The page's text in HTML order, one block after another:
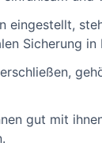
eingestellt,
Sicherung in
gut mit